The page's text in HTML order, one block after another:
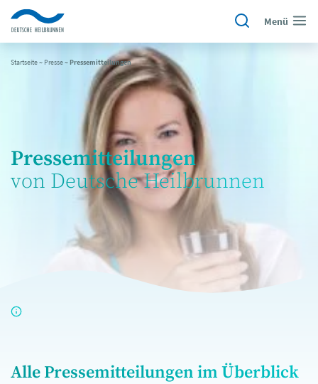
Menü
Startseite~ Presse~Pressemitteilungen
Pressemitteilungen
von Deutsche Heilbrunnen
Alle Pressemitteilungen im Überblick